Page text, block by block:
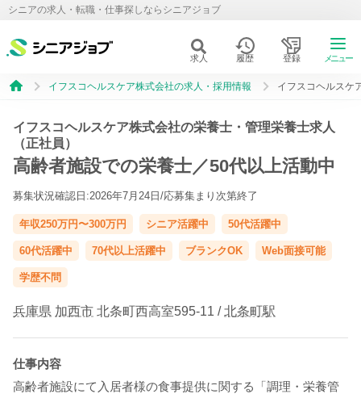
シニアの求人・転職・仕事探しならシニアジョブ
求人 履歴 登録 メニュー
イフスコヘルスケア株式会社の求人・採用情報 イフスコヘルスケ
イフスコヘルスケア株式会社の栄養士・管理栄養士求人
（正社員）
高齢者施設での栄養士／50代以上活動中
募集状況確認日:2026年7月24日/応募集まり次第終了
年収250万円〜300万円 シニア活躍中 50代活躍中
60代活躍中 70代以上活躍中 ブランクOK Web面接可能
学歴不問
兵庫県 加西市 北条町西高室595-11 /北条町駅
仕事内容
高齢者施設にて入居者様の食事提供に関する「調理・栄養管